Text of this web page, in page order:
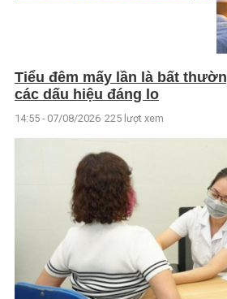
Tiểu đêm mấy lần là bất
các dấu hiệu đáng lo
14:55 - 07/08/2026 225 lượt xem